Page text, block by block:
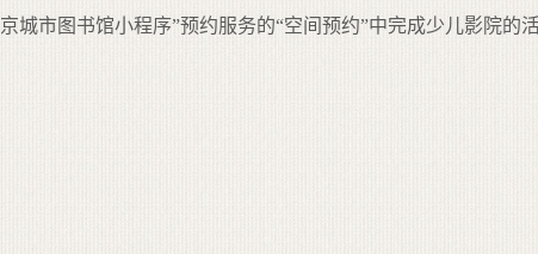
城市图书馆小程序”预约服务的“空间预约”中完成少儿影院的活